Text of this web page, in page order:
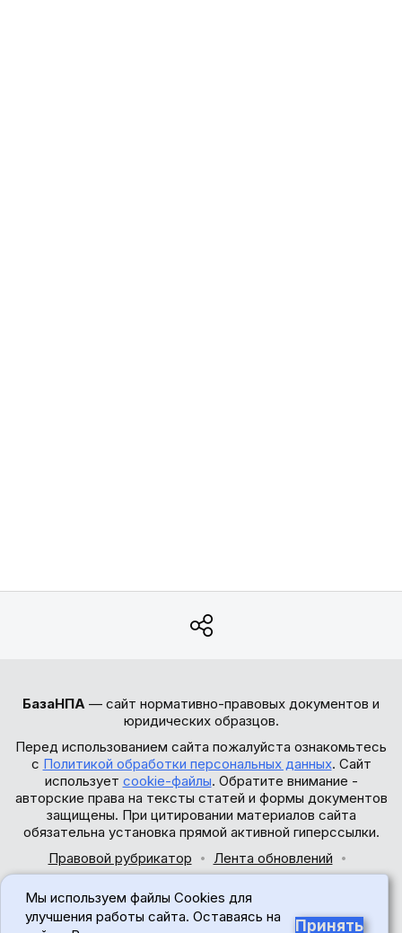
БазаНПА — сайт нормативно-правовых документов и
юридических образцов.
Перед использованием сайта пожалуйста ознакомьтесь
с Политикой обработки персональных данных. Сайт
использует cookie-файлы. Обратите внимание -
авторские права на тексты статей и формы документов
защищены. При цитировании материалов сайта
обязательна установка прямой активной гиперссылки.
Правовой рубрикатор
Лента обновлений
© 2017-2026
Мы используем файлы Cookies для
улучшения работы сайта. Оставаясь на
Принять